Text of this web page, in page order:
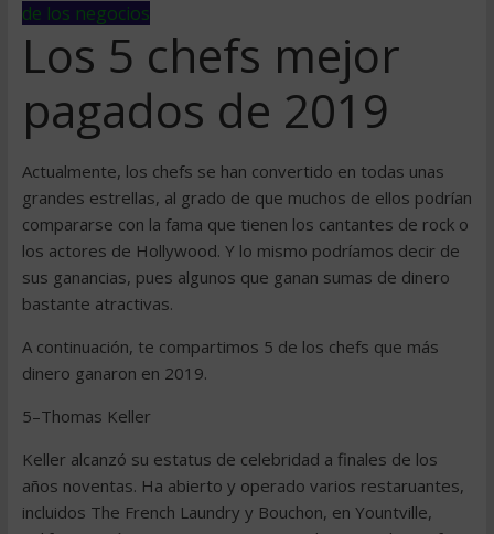
de los negocios
Los 5 chefs mejor
pagados de 2019
Actualmente, los chefs se han convertido en todas unas
grandes estrellas, al grado de que muchos de ellos podrían
compararse con la fama que tienen los cantantes de rock o
los actores de Hollywood. Y lo mismo podríamos decir de
sus ganancias, pues algunos que ganan sumas de dinero
bastante atractivas.
A continuación, te compartimos 5 de los chefs que más
dinero ganaron en 2019.
5–Thomas Keller
Keller alcanzó su estatus de celebridad a finales de los
años noventas. Ha abierto y operado varios restaruantes,
incluidos The French Laundry y Bouchon, en Yountville,